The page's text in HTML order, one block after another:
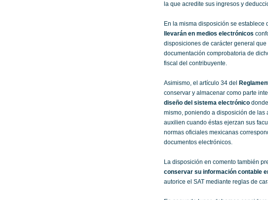
la que acredite sus ingresos y
En la misma disposición se establece
llevarán en medios electrónicos
disposiciones de carácter general que
documentación comprobatoria de
fiscal del contribuyente.
Asimismo, el artículo 34 del
conservar y almacenar como parte
diseño del sistema electrónico
mismo, poniendo a disposición de
auxilien cuando éstas ejerzan sus
normas oficiales mexicanas
documentos electrónicos.
La disposición en comento también
conservar su información contable
autorice el SAT mediante reglas de